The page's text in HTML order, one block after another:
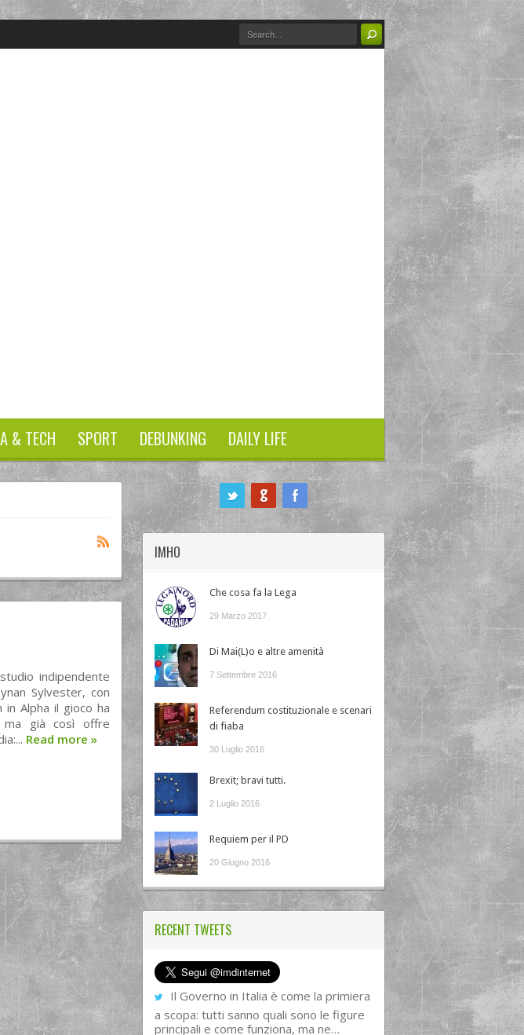
& TECH SPORT DEBUNKING DAILY LIFE
indipendente
Sylvester, con
in Alpha il gioco ha
già così offre
Read more »
IMHO
Che cosa fa la Lega
29 Marzo 2017
Di Mai(L)o e altre amenità
7 Settembre 2016
Referendum costituzionale e scenari
di fiaba
30 Luglio 2016
Brexit; bravi tutti.
2 Luglio 2016
Requiem per il PD
20 Giugno 2016
RECENT TWEETS
Il Governo in Italia è come la primiera
a scopa: tutti sanno quali sono le figure
principali e come funziona, ma ne…